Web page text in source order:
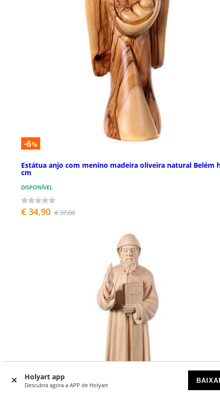
Holyart app
Descubra agora a APP de Holyart
-6%
Estátua anjo com menino madeira oliveira natural Belém
cm
DISPONÍVEL
€ 34,90 € 37,00